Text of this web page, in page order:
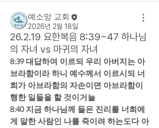
예소망 교회
2026년 2월 18일
26.2.19 요한복음 8:39~47 하나님
의 자녀 vs 마귀의 자녀
8:39 대답하여 이르되 우리 아버지는 아
브라함이라 하니 예수께서 이르시되 너
희가 아브라함의 자손이면 아브라함이
행한 일들을 할 것이거늘
8:40 지금 하나님께 들은 진리를 너희에
게 말한 사람인 나를 죽이려 하는도다 아